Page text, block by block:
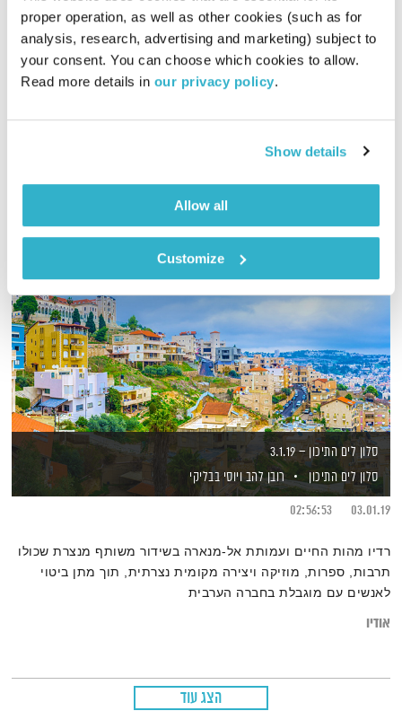
proper operation, as well as other cookies (such as for
analysis, research, advertising and marketing) subject to
your consent. You can choose which cookies to allow.
Read more details in our privacy policy.
Show details
Allow all
Customize
עולם קטן
אורי בנקהלטר
03.04.19
01:58:33
סלון לים התיכון – 3.1.19
סלון לים התיכון
רובן להב ויוסי בבליקי
03.01.19
02:56:53
רדיו מהות החיים ועמותת אל-מנארה בשידור משותף מנצרת שכולו
תרבות, ספרות, מוזיקה ויצירה מקומית נצרתית, תוך מתן ביטוי
לאנשים עם מוגבלת בחברה הערבית
אודיו
הצג עוד